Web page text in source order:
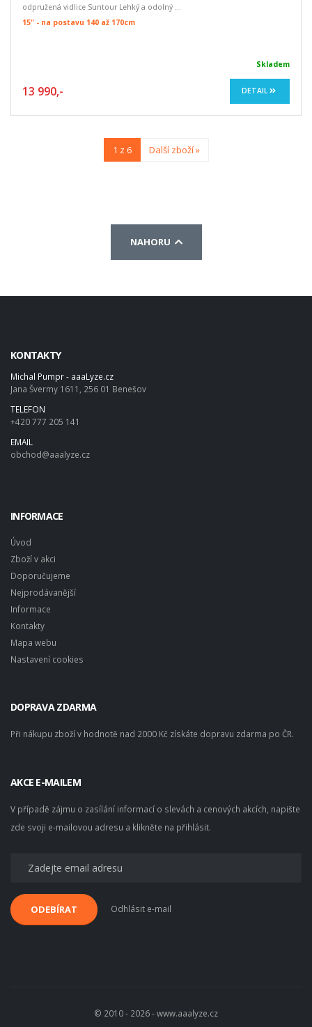
odpružená vidlice Suntour Lehký a odolný ...
15" - na postavu 140 až 170cm
Skladem
13 990,- DETAIL
1 z 6 Další zboží »
NAHORU
KONTAKTY
Michal Pumpr - aaaLyze.cz
Jana Švermy 1611, 256 01 Benešov
TELEFON
+420 777 205 141
EMAIL
obchod@aaalyze.cz
INFORMACE
Úvod
Zboží v akci
Doporučujeme
Nejprodávanější
Informace
Kontakty
Mapa webu
Nastavení cookies
DOPRAVA ZDARMA
Při nákupu zboží v hodnotě nad 2000 Kč získáte dopravu zdarma po ČR.
AKCE E-MAILEM
V případě zájmu o zasílání informací o slevách a cenových akcích, napište
zde svoji e-mailovou adresu a klikněte na přihlásit.
ODEBÍRAT Odhlásit e-mail
© 2010 - 2026 - www.aaalyze.cz